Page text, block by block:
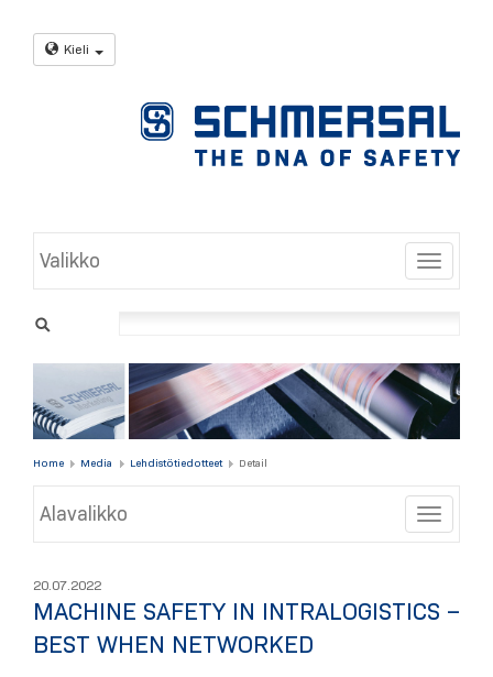
Kieli
Toggle
Valikko
Home Media Lehdistötiedotteet Detail
Toggle
Alavalikko
20.07.2022
MACHINE SAFETY IN INTRALOGISTICS –
BEST WHEN NETWORKED